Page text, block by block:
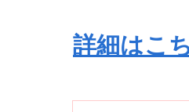
詳細はこ